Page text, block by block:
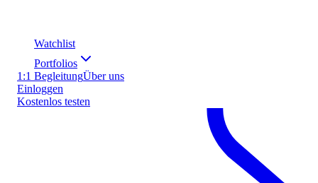
Watchlist
Portfolios
1:1 BegleitungÜber uns
Einloggen
Kostenlos testen